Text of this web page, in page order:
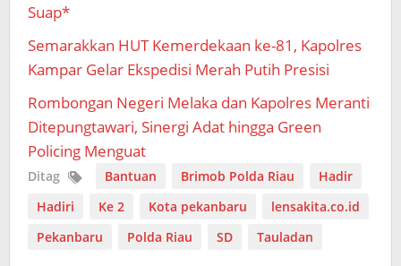
Suap*
Semarakkan HUT Kemerdekaan ke-81, Kapolres
Kampar Gelar Ekspedisi Merah Putih Presisi
Rombongan Negeri Melaka dan Kapolres Meranti
Ditepungtawari, Sinergi Adat hingga Green
Policing Menguat
Ditag Bantuan Brimob Polda Riau
Hadir
Hadiri
Ke 2 Kota pekanbaru
lensakita.co.id
Pekanbaru
Polda Riau SD Tauladan